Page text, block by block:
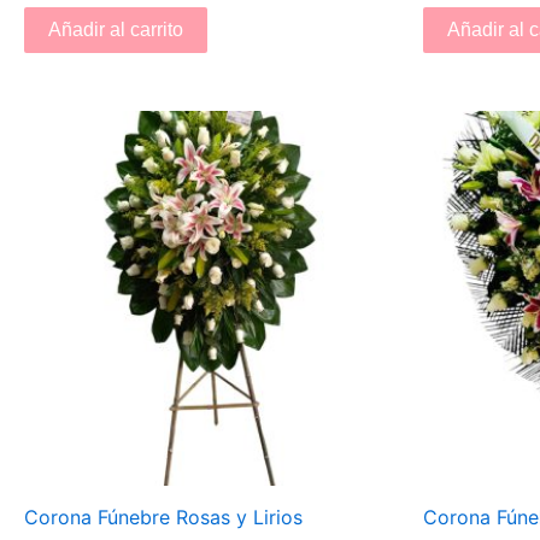
Añadir al carrito Añadir al
Corona Fúnebre Rosas y Lirios Corona